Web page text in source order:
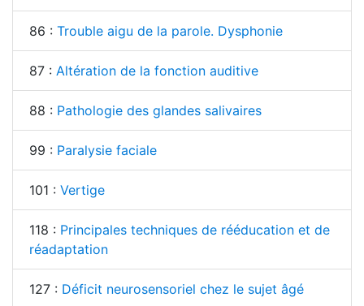
86 : Trouble aigu de la parole. Dysphonie
87 : Altération de la fonction auditive
88 : Pathologie des glandes salivaires
99 : Paralysie faciale
101 : Vertige
118 : Principales techniques de rééducation et de
réadaptation
127 : Déficit neurosensoriel chez le sujet âgé